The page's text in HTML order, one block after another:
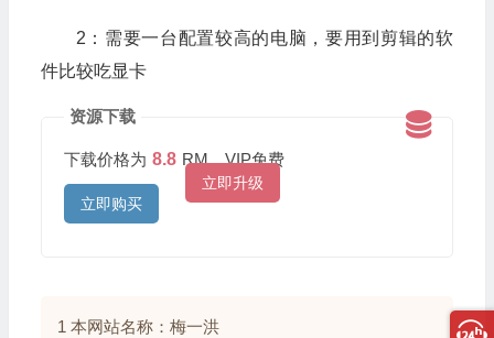
2：需要一台配置较高的电脑，要用到剪辑的软
件比较吃显卡
资源下载
下载价格为 8.8 RM，VIP免费
立即升级
立即购买
1 本网站名称：梅一洪